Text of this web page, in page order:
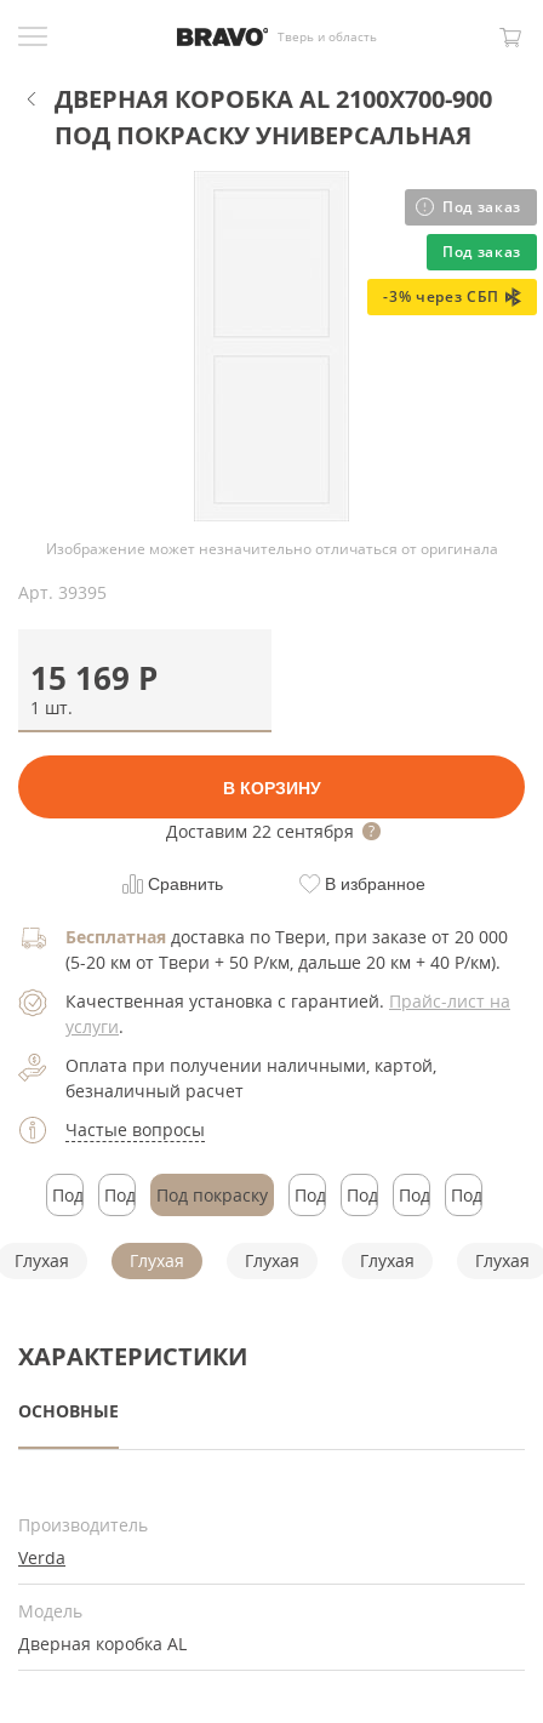
Тверь и область
ДВЕРНАЯ КОРОБКА AL 2100X700-900
ПОД ПОКРАСКУ УНИВЕРСАЛЬНАЯ
Под заказ
Под заказ
-3% через СБП
Изображение может незначительно отличаться от оригинала
Арт. 39395
15 169 Р
1 шт.
В КОРЗИНУ
Доставим 22 сентября
Сравнить В избранное
Бесплатная доставка по Твери, при заказе от 20 000
(5-20 км от Твери + 50 Р/км, дальше 20 км + 40 Р/км).
Качественная установка с гарантией. Прайс-лист на
услуги.
Оплата при получении наличными, картой,
безналичный расчет
Частые вопросы
Под
Под
Под покраску
Под
Под
Под
Под
Глухая
Глухая Глухая Глухая Глухая
ХАРАКТЕРИСТИКИ
ОСНОВНЫЕ
Производитель
Verda
Модель
Дверная коробка AL